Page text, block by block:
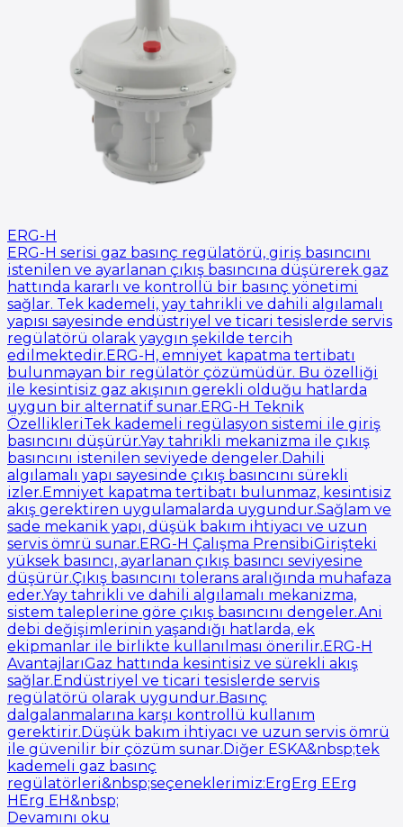
ERG-H
ERG-H serisi gaz basınç regülatörü, giriş basıncını
istenilen ve ayarlanan çıkış basıncına düşürerek gaz
hattında kararlı ve kontrollü bir basınç yönetimi
sağlar. Tek kademeli, yay tahrikli ve dahili algılamalı
yapısı sayesinde endüstriyel ve ticari tesislerde servis
regülatörü olarak yaygın şekilde tercih
edilmektedir.ERG-H, emniyet kapatma tertibatı
bulunmayan bir regülatör çözümüdür. Bu özelliği
ile kesintisiz gaz akışının gerekli olduğu hatlarda
uygun bir alternatif sunar.ERG-H Teknik
ÖzellikleriTek kademeli regülasyon sistemi ile giriş
basıncını düşürür.Yay tahrikli mekanizma ile çıkış
basıncını istenilen seviyede dengeler.Dahili
algılamalı yapı sayesinde çıkış basıncını sürekli
izler.Emniyet kapatma tertibatı bulunmaz, kesintisiz
akış gerektiren uygulamalarda uygundur.Sağlam ve
sade mekanik yapı, düşük bakım ihtiyacı ve uzun
servis ömrü sunar.ERG-H Çalışma PrensibiGirişteki
yüksek basıncı, ayarlanan çıkış basıncı seviyesine
düşürür.Çıkış basıncını tolerans aralığında muhafaza
eder.Yay tahrikli ve dahili algılamalı mekanizma,
sistem taleplerine göre çıkış basıncını dengeler.Ani
debi değişimlerinin yaşandığı hatlarda, ek
ekipmanlar ile birlikte kullanılması önerilir.ERG-H
AvantajlarıGaz hattında kesintisiz ve sürekli akış
sağlar.Endüstriyel ve ticari tesislerde servis
regülatörü olarak uygundur.Basınç
dalgalanmalarına karşı kontrollü kullanım
gerektirir.Düşük bakım ihtiyacı ve uzun servis ömrü
ile güvenilir bir çözüm sunar.Diğer ESKA&nbsp;tek
kademeli gaz basınç
regülatörleri&nbsp;seçeneklerimiz:ErgErg EErg
HErg EH&nbsp;
Devamını oku